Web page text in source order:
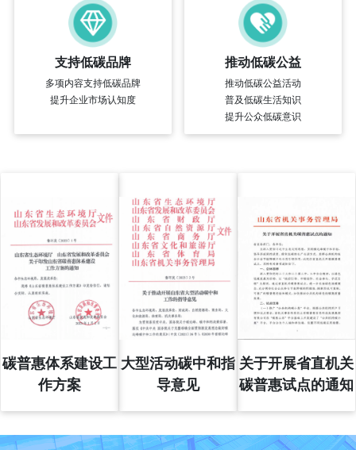
支持低碳品牌
多项内容支持低碳品牌
提升企业市场认知度
推动低碳公益
推动低碳公益活动
普及低碳生活知识
提升公众低碳意识
碳普惠体系建设工
作方案
大型活动碳中和指
导意见
关于开展省直机关
碳普惠试点的通知